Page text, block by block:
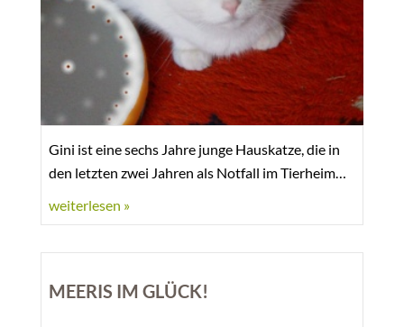
Gini ist eine sechs Jahre junge Hauskatze, die in
den letzten zwei Jahren als Notfall im Tierheim
Bevor ich das erste Mal zu ihr ging, stellte ich mich
weiterlesen »
MEERIS IM GLÜCK!